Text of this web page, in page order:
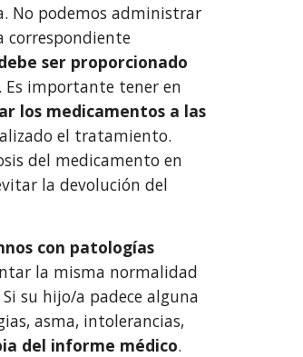
No podemos administrar
correspondiente
ser proporcionado
. Es importante tener en
los medicamentos a las
el tratamiento.
del medicamento en
la devolución del
con patologías
la misma normalidad
su hijo/a padece alguna
asma, intolerancias,
del informe médico.